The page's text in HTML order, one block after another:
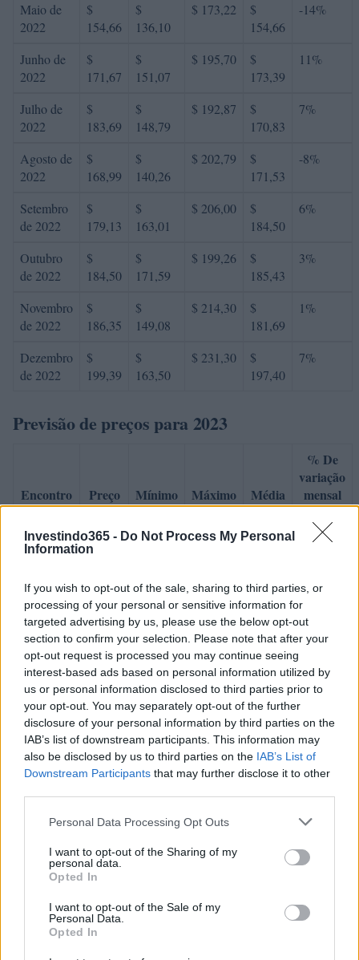
Investindo365 - Do Not Process My Personal
Information
If you wish to opt-out of the sale, sharing to third parties, or
processing of your personal or sensitive information for
targeted advertising by us, please use the below opt-out
section to confirm your selection. Please note that after your
opt-out request is processed you may continue seeing
interest-based ads based on personal information utilized by
us or personal information disclosed to third parties prior to
your opt-out. You may separately opt-out of the further
disclosure of your personal information by third parties on the
IAB’s list of downstream participants. This information may
also be disclosed by us to third parties on the IAB’s List of
Downstream Participants that may further disclose it to other
Please note that this website/app uses one or more Google
not limited to your visit or usage behaviour. You may click to
grant or deny consent to Google and its third-party tags to
use your data for below specified purposes in below Google
consent section.
Personal Data Processing Opt Outs
I want to opt-out of the Sharing of my
personal data.
Opted In
I want to opt-out of the Sale of my
Personal Data.
Opted In
Maio de
2022
$
154,66
$
136,10
$ 173,22
$
154,66
-14%
Junho de
2022
$
171,67
$
151,07
$ 195,70
$
173,39
11%
Julho de
2022
$
183,69
$
148,79
$ 192,87
$
170,83
7%
Agosto de
2022
$
168,99
$
140,26
$ 202,79
$
171,53
-8%
Setembro
de 2022
$
179,13
$
163,01
$ 206,00
$
184,50
6%
Outubro
de 2022
$
184,50
$
171,59
$ 199,26
$
185,43
3%
Novembro
de 2022
$
186,35
$
149,08
$ 214,30
$
181,69
1%
Dezembro
de 2022
$
199,39
$
163,50
$ 231,30
$
197,40
7%
Previsão de preços para 2023
Encontro Preço Mínimo Máximo Média
% De
variação
mensal
Janeiro de
2023
$
207,37
197,00
$ 232,25
214,63
4%
de 2023
176,26
144,54
167,45
Março de
2023
$
149,82
$
121,36
$ 169,30
$
145,33
-15%
Abril de
2023
$
131,85
$
113,39
$ 154,26
$
133,82
-12%
Maio de
2023
$
118,66
$
109,17
$ 125,78
$
117,47
-10%
Junho de
2023
$
132,90
$
107,65
$ 148,85
$
128,25
12%
Julho de
$
$
$ 156,29 12%
Agosto de
$
Setembro
de 2023
$
15%